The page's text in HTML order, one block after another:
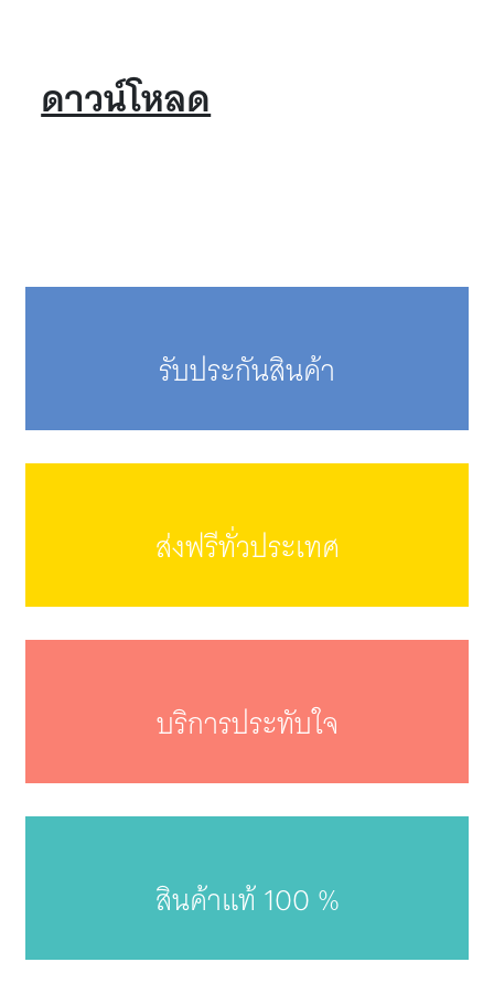
ดาวน์โหลด
รับประกันสินค้า
ส่งฟรีทั่วประเทศ
บริการประทับใจ
สินค้าแท้ 100 %